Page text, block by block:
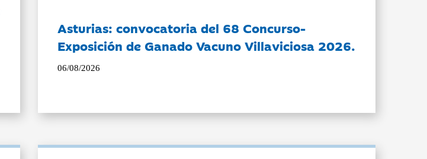
Asturias: convocatoria del 68 Concurso-
Exposición de Ganado Vacuno Villaviciosa 2026.
06/08/2026